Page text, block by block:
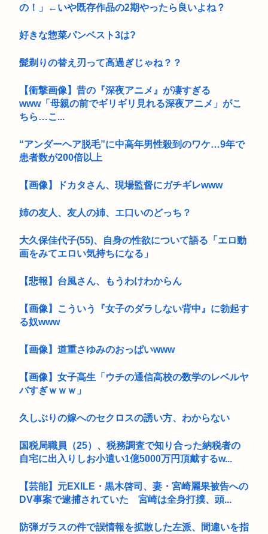
の！」←いや既存作品の2期やったら良いよね？
好きな惣菜パンベスト3は?
髭剃りの替え刃って高過ぎじゃね？？
【衝撃画像】昔の『深夜アニメ』が凄すぎる
www「母親の前でギリギリ見れる深夜アニメ」がこ
ちら…こ...
“アンダーヘア脱毛”に中高年男性殺到のワケ…9年で
患者数が200倍以上
【画像】ドカタさん、現場監督にガチギレwww
姉の友人、友人の姉、エ口いのどっち？
大久保佳代子(55)、自身の性欲について語る「エロ動
画をみてエロい気持ちになる」
【悲報】台風さん、もうわけわからん
【画像】こういう『女子のダラしない背中』に勃起す
る奴www
【画像】道重さゆみのおっぱいwww
【画像】女子高生「ウチの通信高校の数学のレベルヤ
バすぎｗｗｗ」
久しぶりの嫁へのセクロスの誘い方、わからない
国税局職員（25）、税務調査で知り合った納税者の
自宅に出入りしお小遣い1億5000万円頂戴するw...
【芸能】元EXILE・黒木啓司、妻・宮崎麗果被告への
DV事案で逮捕されていた 宮崎は全身打撲、頭...
防弾ガラスの件で誤情報を拡散した左派、間違いを指